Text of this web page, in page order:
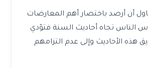
أن أرصد باختصار أهم المعارضات
الناس تجاه أحاديث السنة فتؤدي
هذه الأحاديث وإلى عدم التزامهم